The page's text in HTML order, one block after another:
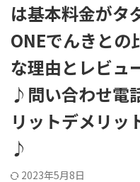
は基本料金がタ
ONEでんきとの
な理由とレビュ
♪問い合わせ電
リットデメリッ
♪
2023年5月8日